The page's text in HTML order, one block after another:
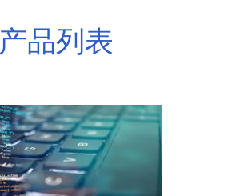
产品列表